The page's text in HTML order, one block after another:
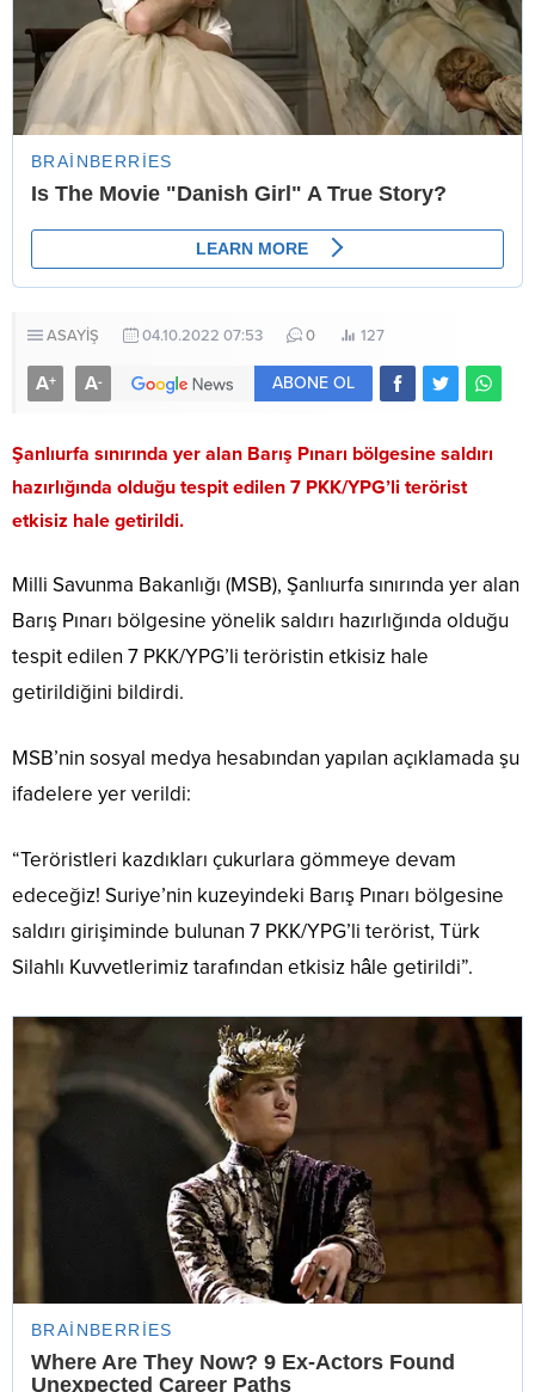
ASAYİŞ 04.10.2022 07:53 0 127
A+ A- ABONE OL
Şanlıurfa sınırında yer alan Barış Pınarı bölgesine saldırı
hazırlığında olduğu tespit edilen 7 PKK/YPG’li terörist
etkisiz hale getirildi.
Milli Savunma Bakanlığı (MSB), Şanlıurfa sınırında yer alan
Barış Pınarı bölgesine yönelik saldırı hazırlığında olduğu
tespit edilen 7 PKK/YPG’li teröristin etkisiz hale
getirildiğini bildirdi.
MSB’nin sosyal medya hesabından yapılan açıklamada şu
ifadelere yer verildi:
“Teröristleri kazdıkları çukurlara gömmeye devam
edeceğiz! Suriye’nin kuzeyindeki Barış Pınarı bölgesine
saldırı girişiminde bulunan 7 PKK/YPG’li terörist, Türk
Silahlı Kuvvetlerimiz tarafından etkisiz hâle getirildi”.